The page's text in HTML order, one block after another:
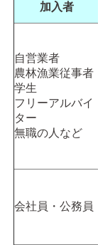
加入者
自営業者
農林漁業従事者
学生
フリーアルバイ
ター
無職の人など
会社員・公務員